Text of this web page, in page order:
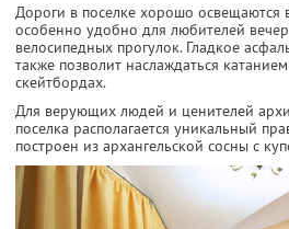
Дороги в поселке хорошо освещаются
особенно удобно для любителей
велосипедных прогулок. Гладкое
также позволит наслаждаться
скейтбордах.
Для верующих людей и ценителей
поселка располагается уникальный
построен из архангельской сосны с